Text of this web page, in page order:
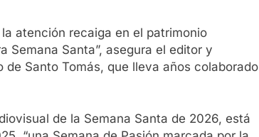
atención recaiga en el patrimonio
Semana Santa”, asegura el editor y
Santo Tomás, que lleva años colaborado
de la Semana Santa de 2026, está